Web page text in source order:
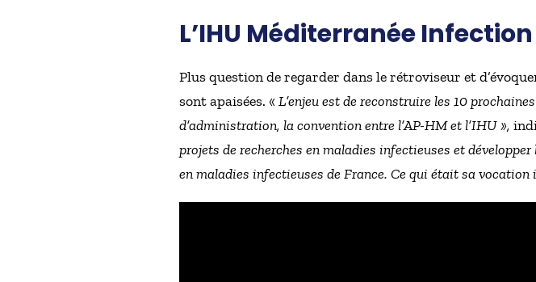
L’IHU Méditerranée
Plus question de regarder dans le rétroviseur et
sont apaisées. « L’enjeu est de reconstruire les 10
d’administration, la convention entre l’AP-HM et l’IHU »,
projets de recherches en maladies infectieuses et
en maladies infectieuses de France. Ce qui était sa vocation